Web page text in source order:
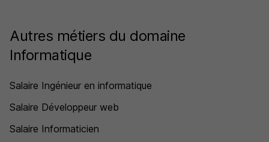
Autres métiers du domaine
Informatique
Salaire Ingénieur en informatique
Salaire Développeur web
Salaire Informaticien